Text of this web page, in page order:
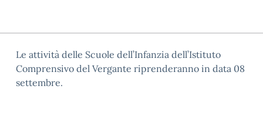
Le attività delle Scuole dell’Infanzia dell’Istituto
Comprensivo del Vergante riprenderanno in data 08
settembre.